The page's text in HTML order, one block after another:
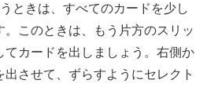
ときは、すべてのカードを少し
このときは、もう片方のスリッ
てカードを出しましょう。右側か
させて、ずらすようにセレクト